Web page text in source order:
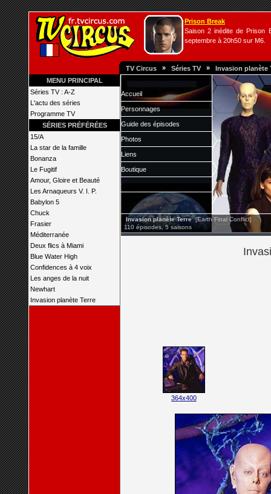
Prison Break
Saison 2 inédite de Prison
septembre à 20h50 sur M6.
TV Circus » Séries TV » Invasion planète
MENU PRINCIPAL
Séries TV : A-Z
L'actu des séries
Programme TV
SÉRIES PRÉFÉRÉES
15/A
La star de la famille
Bonanza
Le Fugitif
Amour, Gloire et Beauté
Les Arnaqueurs V. I. P.
Babylon 5
Chuck
Frasier
Méditerranée
Deux flics à Miami
Blue Water High
Confidences à 4 voix
Les anges de la nuit
Newhart
Invasion planète Terre
Accueil
Personnages
Guide des épisodes
Photos
Liens
Boutique
Invasion planète Terre [Earth Final Conflict]
110 épisodes, 5 saisons
364x400